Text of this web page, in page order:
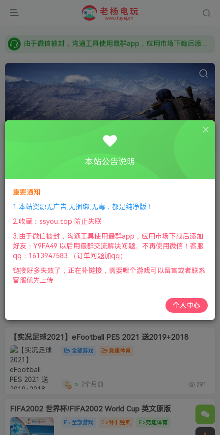
本站资源来自网络搜集，如有侵权，请联系删除：fuyej@qq.com 附上证书和内容链接
手游：实况足球/足球经理/梦幻足球/足球英雄 安卓版
安卓休闲 安卓手游
15天前 142
FIFA10-23合集
317
【实况足球2021】eFootball PES 2021 送2019+2018
全部游戏 竞速体育
2个月前 791
FIFA2002 世界杯/FIFA2002 World Cup 英文原版
全部游戏 怀旧经典 竞速体育
本站公告说明
重要通知
1.本站资源无广告,无捆绑,无毒，都是纯净版！
2.收藏：ssyou.top 防止失联
3.由于微信被封，沟通工具使用最群app，应用市场下载后添加
好友：Y9FA49 以后用最群交流解决问题。不再使用微信！客服
qq：1613947583 （订单问题加qq）
链接好多失效了，正在补链接，需要哪个游戏可以留言或者联系
客服优先上传
个人中心